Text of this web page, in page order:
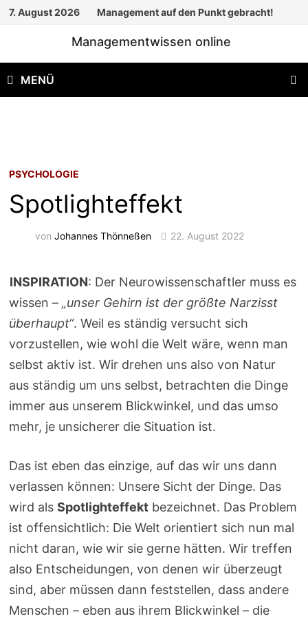
Zum
7. August 2026 Management auf den Punkt gebracht!
Managementwissen online
MENÜ
PSYCHOLOGIE
Spotlighteffekt
vonJohannes Thönneßen 22. August 2022
INSPIRATION: Der Neurowissenschaftler muss es
wissen –„unser Gehirn ist der größte Narzisst
überhaupt“. Weil es ständig versucht sich
vorzustellen, wie wohl die Welt wäre, wenn man
selbst aktiv ist. Wir drehen uns also von Natur
aus ständig um uns selbst, betrachten die Dinge
immer aus unserem Blickwinkel, und das umso
mehr, je unsicherer die Situation ist.
Das ist eben das einzige, auf das wir uns dann
verlassen können: Unsere Sicht der Dinge. Das
wird alsSpotlighteffekt bezeichnet. Das Problem
ist offensichtlich: Die Welt orientiert sich nun mal
nicht daran, wie wir sie gerne hätten. Wir treffen
also Entscheidungen, von denen wir überzeugt
sind, aber müssen dann feststellen, dass andere
Menschen – eben aus ihrem Blickwinkel – die